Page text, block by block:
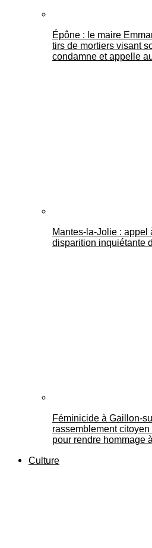
Épône : le maire
tirs de mortiers visant
condamne et appelle
Mantes-la-Jolie : appel
disparition inquiétante
Féminicide à
rassemblement
pour rendre hommage
Culture